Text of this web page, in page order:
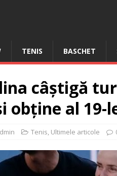
TENIS BASCHET
câștigă
obține al 19-
Tenis, Ultimele articole